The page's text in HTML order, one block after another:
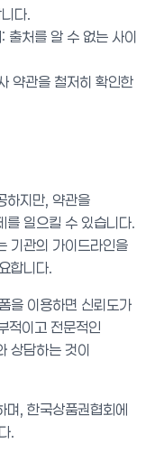
다.
: 출처를 알 수 없는 사이
약관을 철저히 확인한
하지만, 약관을
를 일으킬 수 있습니다.
기관의 가이드라인을
합니다.
을 이용하면 신뢰도가
적이고 전문적인
상담하는 것이
며, 한국상품권협회에
.